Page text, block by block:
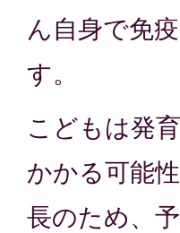
ん自身で免
す。
こどもは発
かかる可能
長のため、